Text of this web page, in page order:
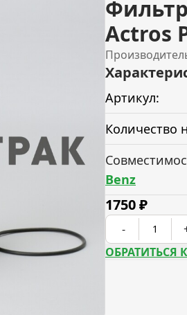
Actros
Артикул:
Количество
Benz
1750₽
-
ОБРАТИТЬСЯ